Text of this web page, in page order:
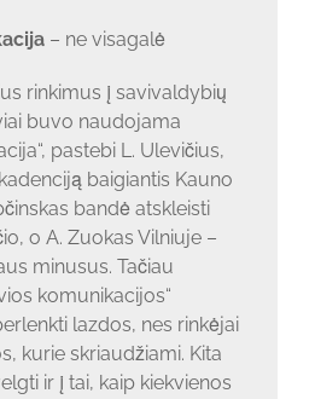
– ne visagalė
rinkimus į savivaldybių
buvo naudojama
pastebi L. Ulevičius,
baigiantis Kauno
bandė atskleisti
o A. Zuokas Vilniuje –
minusus. Tačiau
komunikacijos“
lazdos, nes rinkėjai
kurie skriaudžiami. Kita
ir į tai, kaip kiekvienos